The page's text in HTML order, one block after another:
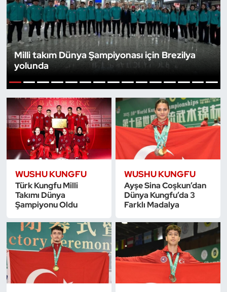
Milli takım Dünya Şampiyonası için Brezilya
yolunda
1 2 3 4 5 6 7 8 9 10 11 12 13 14 15
WUSHU KUNGFU
Türk Kungfu Milli
Takımı Dünya
Şampiyonu Oldu
WUSHU KUNGFU
Ayşe Sina Coşkun’dan
Dünya Kungfu’da 3
Farklı Madalya
Bocce Bowling Dart
Boks
Briç
Buz Hokeyi
Buz Pateni
Çim Hokeyi
Cimnastik
Curling
Dağcılık
Dans Sporları
Dövüş Sanatı